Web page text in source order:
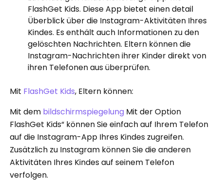
FlashGet Kids. Diese App bietet einen detail
Überblick über die Instagram-Aktivitäten Ihres
Kindes. Es enthält auch Informationen zu den
gelöschten Nachrichten. Eltern können die
Instagram-Nachrichten ihrer Kinder direkt von
ihren Telefonen aus überprüfen.
Mit FlashGet Kids, Eltern können:
Mit dem bildschirmspiegelung Mit der Option
FlashGet Kids“ können Sie einfach auf Ihrem Telefon
auf die Instagram-App Ihres Kindes zugreifen.
Zusätzlich zu Instagram können Sie die anderen
Aktivitäten Ihres Kindes auf seinem Telefon
verfolgen.